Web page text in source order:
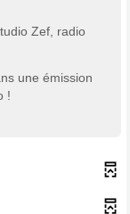
Zef, radio
une émission
!